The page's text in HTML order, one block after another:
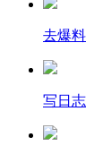
去爆料
写日志